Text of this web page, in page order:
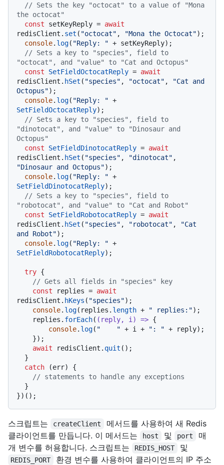
// Sets the key "octocat" to a value of "Mona
the octocat"
const setKeyReply = await
redisClient. set ( "octocat" , "Mona the Octocat");
console. log( "Reply: " + setKeyReply);
// Sets a key to "species", field to
"octocat", and "value" to "Cat and Octopus"
const
SetFieldOctocatReply = await
redisClient. hSet ( "species" , "octocat" ,
"Cat and
Octopus");
console. log( "Reply: "
SetFieldOctocatReply);
// Sets a key to "species", field to
"dinotocat", and "value" to "Dinosaur and
Octopus"
const
SetFieldDinotocatReply = await
redisClient. hSet ( "species" , "dinotocat"
"Dinosaur and Octopus");
console. log( "Reply: "
SetFieldDinotocatReply);
// Sets a key to "species", field to
"robotocat", and "value" to "Cat and Robot"
const
SetFieldRobotocatReply = await
redisClient. hSet ( "species" , "robotocat" ,
"Cat
and Robot");
console. log( "Reply: "
SetFieldRobotocatReply);
try {
// Gets all fields in "species" key
const replies = await
redisClient. hKeys ( "species");
console. log(replies. length + " replies:");
    replies.
forEach( ( reply, i ) => {
console. log( "    " + i + ": " + reply);
await redisClient. quit ();
catch (err) {
// statements to handle any exceptions
스크립트는 createClient
메서드를 사용하여 새 Redis
클라이언트를 만듭니다. 이 메서드는
host 및 port
매
개 변수를 허용합니다. 스크립트는
REDIS_HOST 및
REDIS_PORT
환경 변수를 사용하여 클라이언트의 IP 주소